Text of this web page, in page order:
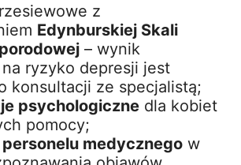
z
Edynburskiej Skali
– wynik
ryzyko depresji jest
konsultacji ze specjalistą;
psychologiczne dla kobiet
pomocy;
medycznego w